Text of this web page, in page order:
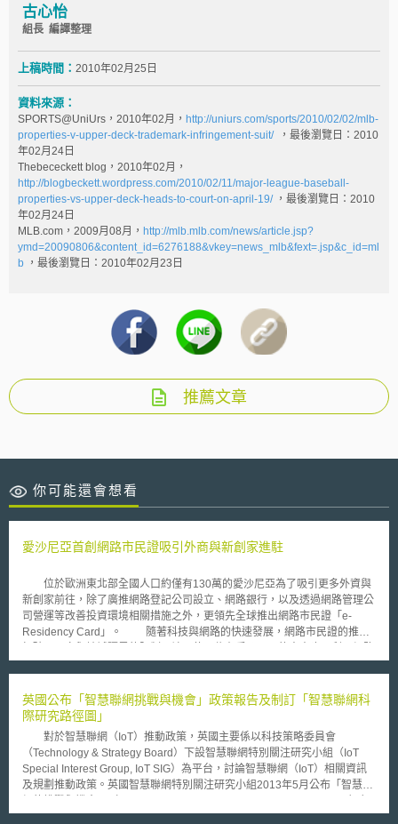
古心怡
組長 編譯整理
上稿時間： 2010年02月25日
資料來源：
SPORTS@UniUrs，2010年02月， http://uniurs.com/sports/2010/02/02/mlb-
properties-v-upper-deck-trademark-infringement-suit/，最後瀏覽日：2010
年02月24日
Thebececkett blog，2010年02月，
http://blogbeckett.wordpress.com/2010/02/11/major-league-baseball-
properties-vs-upper-deck-heads-to-court-on-april-19/，最後瀏覽日：2010
年02月24日
MLB.com，2009月08月， http://mlb.mlb.com/news/article.jsp?
ymd=20090806&content_id=6276188&vkey=news_mlb&fext=.jsp&c_id=ml
b ，最後瀏覽日：2010年02月23日
推薦文章
你可能還會想看
愛沙尼亞首創網路市民證吸引外商與新創家進駐
位於歐洲東北部全國人口約僅有130萬的愛沙尼亞為了吸引更多外資與
新創家前往，除了廣推網路登記公司設立、網路銀行，以及透過網路管理公
司營運等改善投資環境相關措施之外，更領先全球推出網路市民證「e-
Residency Card」。 隨著科技與網路的快速發展，網路市民證的推出
於18分鐘內完成登記設立公司流程。申請愛沙尼亞網路銀行相關服務與帳
幅簡化公司申請設立程序與進入門檻。 此外，網路市民證也提供新創
事業免除營業所得稅，吸引了眾多新創家前往該國創業，並於該項政策施行
盟會員國之一，因此也使外資與新創家在愛沙尼亞投資設立公司後，等同於
在歐盟境內設立營運據點，成為進入歐盟市場的敲門磚。 正因為網路
市民證所獲得的成功迴響，愛沙尼亞政府進而推行網路市民計畫「e-
Residency Program」強化此項優惠政策，預計讓網路市民人數增加至數百
英國公布「智慧聯網挑戰與機會」政策報告及制訂「智慧聯網科
際研究路徑圖」
對於智慧聯網（IoT）推動政策，英國主要係以科技策略委員會
（Technology & Strategy Board）下設智慧聯網特別關注研究小組（IoT
Special Interest Group, IoT SIG）為平台，討論智慧聯網（IoT）相關資訊
及規劃推動政策。英國智慧聯網特別關注研究小組2013年5月公布「智慧聯
告，對於智慧聯網（IoT）服務的創新發展提出建議，包括應推動：（1）建